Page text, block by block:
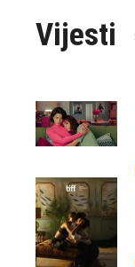
Vijesti